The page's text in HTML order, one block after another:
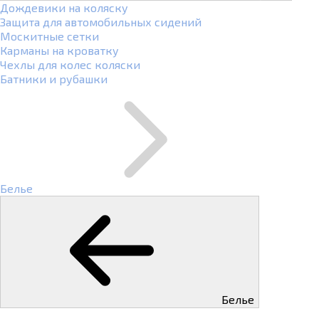
Дождевики на коляску
Защита для автомобильных сидений
Москитные сетки
Карманы на кроватку
Чехлы для колес коляски
Батники и рубашки
Белье
Белье